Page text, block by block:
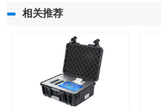
相关推荐